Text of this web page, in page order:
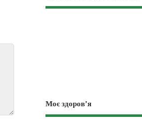
Моє здоров’я